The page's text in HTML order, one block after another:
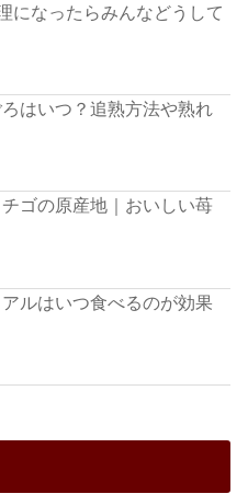
になったらみんなどうして
はいつ？追熟方法や熟れ
ゴの原産地｜おいしい苺
ルはいつ食べるのが効果